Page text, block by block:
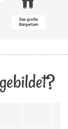
Das große
Bürgertum